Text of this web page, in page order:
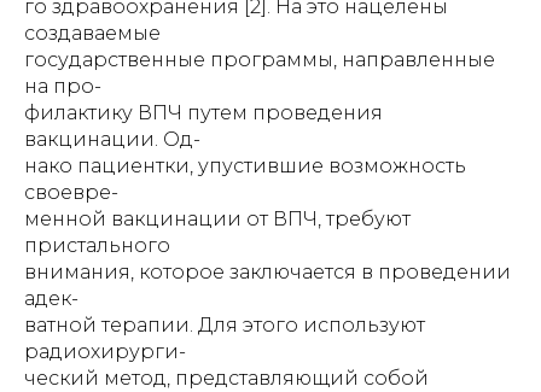
го здравоохранения [2]. На это нацелены
создаваемые
государственные программы, направленные
на про-
филактику ВПЧ путем проведения
вакцинации. Од-
нако пациентки, упустившие возможность
своевре-
менной вакцинации от ВПЧ, требуют
пристального
внимания, которое заключается в проведении
адек-
ватной терапии. Для этого используют
радиохирурги-
ческий метод, представляющий собой